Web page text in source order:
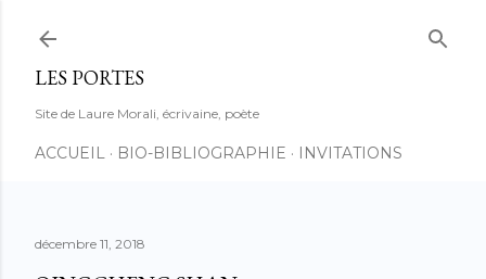
LES PORTES
Site de Laure Morali, écrivaine, poète
ACCUEIL BIO-BIBLIOGRAPHIE INVITATIONS
décembre 11, 2018